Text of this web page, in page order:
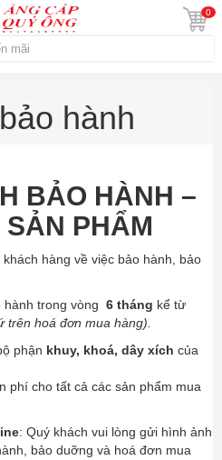
0
hành
BẢO HÀNH –
PHẨM
hàng về việc bảo hành, bảo
hành trong vòng 6 tháng kể từ
trên hoá đơn mua hàng).
phận khuy, khoá, dây xích của
phí cho tất cả các sản phẩm mua
: Quý khách vui lòng gửi hình ảnh
bảo duỡng và hoá đơn mua